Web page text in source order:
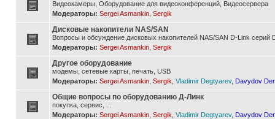
Видеокамеры, Оборудование для видеоконференций, Видеосервера
Модераторы: Sergei Asmankin Sergik
Дисковые накопители NAS/SAN
Вопросы и обсуждение дисковых накопителей NAS/SAN D-Link серий
Модераторы: Sergei Asmankin Sergik
Другое оборудование
модемы, сетевые карты, печать, USB
Модераторы: Sergei Asmankin Sergik Vladimir Degtyarev, Davydov
Общие вопросы по оборудованию Д-Линк
покупка, сервис, ...
Модераторы: Sergei Asmankin Sergik Vladimir Degtyarev, Davydov